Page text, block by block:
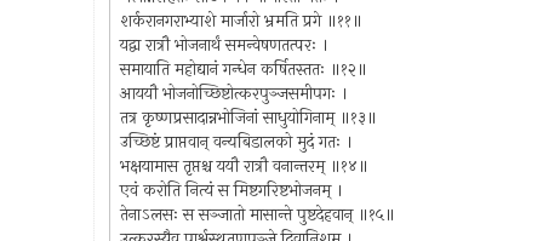
शर्करानगराभ्याशे मार्जारो भ्रमति प्रगे ॥११॥
यद्वा रात्रौ भोजनार्थं समन्वेषणतत्परः ।
समायाति महोद्यानं गन्धेन कर्षितस्ततः ॥१२॥
आययौ भोजनोच्छिष्टोत्करपुञ्जसमीपगः ।
तत्र कृष्णप्रसादान्नभोजिनां साधुयोगिनाम् ॥१३॥
उच्छिष्टं प्राप्तवान् वन्यबिडालको मुदं गतः ।
भक्षयामास तृप्तश्च ययौ रात्रौ वनान्तरम् ॥१४॥
एवं करोति नित्यं स मिष्टगरिष्टभोजनम् ।
तेनाऽलसः स सञ्जातो मासान्ते पुष्टदेहवान् ॥१५॥